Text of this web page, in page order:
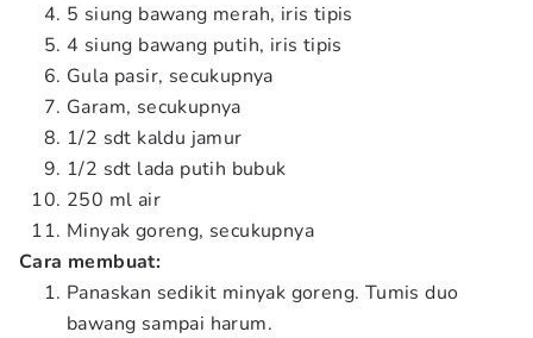
5 siung bawang merah, iris tipis
4 siung bawang putih, iris tipis
Gula pasir, secukupnya
Garam, secukupnya
1/2 sdt kaldu jamur
1/2 sdt lada putih bubuk
250 ml air
Minyak goreng, secukupnya
Cara membuat:
Panaskan sedikit minyak goreng. Tumis duo
bawang sampai harum.